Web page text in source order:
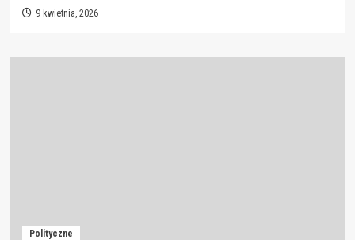
9 kwietnia, 2026
Polityczne